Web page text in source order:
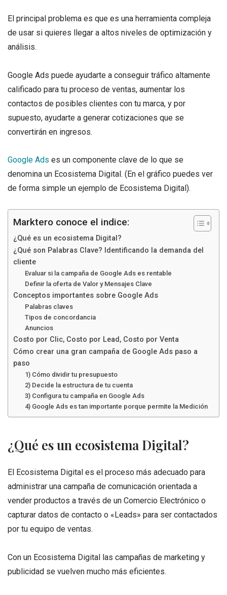
El principal problema es que es una herramienta compleja
de usar si quieres llegar a altos niveles de optimización y
análisis.
Google Ads puede ayudarte a conseguir tráfico altamente
calificado para tu proceso de ventas, aumentar los
contactos de posibles clientes con tu marca, y por
supuesto, ayudarte a generar cotizaciones que se
convertirán en ingresos.
Google Ads es un componente clave de lo que se
denomina un Ecosistema Digital. (En el gráfico puedes ver
de forma simple un ejemplo de Ecosistema Digital).
Marktero conoce el indice:
¿Qué es un ecosistema Digital?
¿Qué son Palabras Clave? Identificando la demanda del
cliente
Evaluar si la campaña de Google Ads es rentable
Definir la oferta de Valor y Mensajes Clave
Conceptos importantes sobre Google Ads
Palabras claves
Tipos de concordancia
Anuncios
Costo por Clic, Costo por Lead, Costo por Venta
Cómo crear una gran campaña de Google Ads paso a
paso
1) Cómo dividir tu presupuesto
2) Decide la estructura de tu cuenta
3) Configura tu campaña en Google Ads
4) Google Ads es tan importante porque permite la Medición
¿Qué es un ecosistema Digital?
El Ecosistema Digital es el proceso más adecuado para
administrar una campaña de comunicación orientada a
vender productos a través de un Comercio Electrónico o
capturar datos de contacto o «Leads» para ser contactados
por tu equipo de ventas.
Con un Ecosistema Digital las campañas de marketing y
publicidad se vuelven mucho más eficientes.